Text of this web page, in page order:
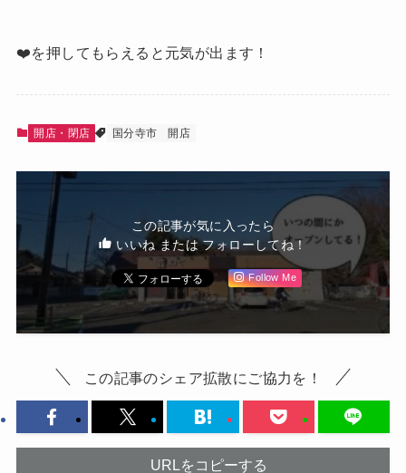
❤️を押してもらえると元気が出ます！
開店・閉店 国分寺市 開店
この記事が気に入ったら
いいね または フォローしてね！
Follow Me
この記事のシェア拡散にご協力を！
URLをコピーする